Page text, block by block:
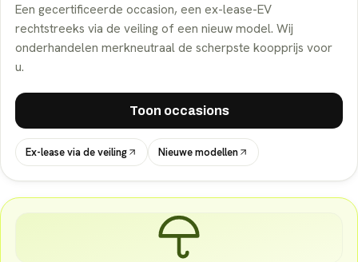
Een gecertificeerde occasion, een ex-lease-EV
rechtstreeks via de veiling of een nieuw model. Wij
onderhandelen merkneutraal de scherpste koopprijs voor
u.
Toon occasions
Ex-lease via de veiling Nieuwe modellen